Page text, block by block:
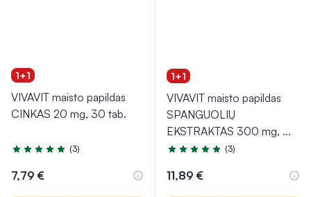
1+1
VIVAVIT maisto papildas
CINKAS 20 mg, 30 tab.
Įvertinimas 5.0 iš 5
(3)
7,79 €
1+1
VIVAVIT maisto papildas
SPANGUOLIŲ
EKSTRAKTAS 300 mg, ...
Įvertinimas 4.7 iš 5
(3)
11,89 €